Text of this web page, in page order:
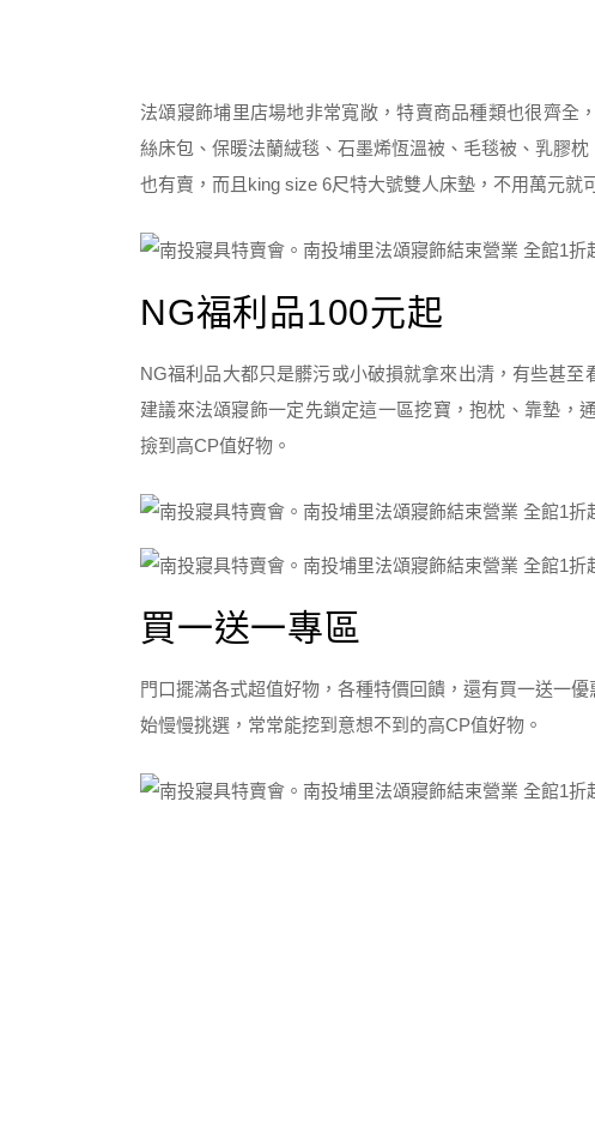
法頌寢飾埔里店場地非常寬敞，特賣商品種類也很齊全
絲床包、保暖法蘭絨毯、石墨烯恆溫被、毛毯被、乳膠
也有賣，而且king size 6尺特大號雙人床墊，不用萬元就
NG福利品100元起
NG福利品大都只是髒污或小破損就拿來出清，有些甚
建議來法頌寢飾一定先鎖定這一區挖寶，抱枕、靠墊，
撿到高CP值好物。
買一送一專區
門口擺滿各式超值好物，各種特價回饋，還有買一送一
始慢慢挑選，常常能挖到意想不到的高CP值好物。